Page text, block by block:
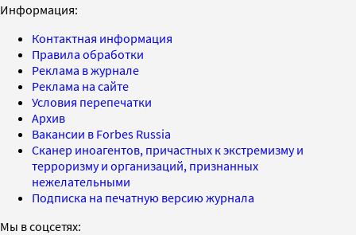
Информация:
Контактная информация
Правила обработки
Реклама в журнале
Реклама на сайте
Условия перепечатки
Архив
Вакансии в Forbes Russia
Сканер иноагентов, причастных к экстремизму и
терроризму и организаций, признанных
нежелательными
Подписка на печатную версию журнала
Мы в соцсетях: